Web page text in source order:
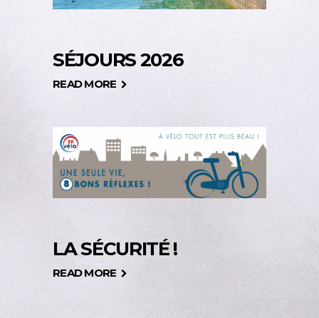
SÉJOURS 2026
READ MORE
LA SÉCURITÉ !
READ MORE